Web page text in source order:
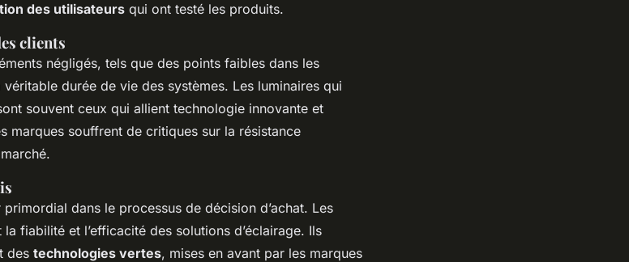
des utilisateurs qui ont testé les produits.
clients
négligés, tels que des points faibles dans les
véritable durée de vie des systèmes. Les luminaires qui
souvent ceux qui allient technologie innovante et
marques souffrent de critiques sur la résistance
dans le processus de décision d’achat. Les
fiabilité et l’efficacité des solutions d’éclairage. Ils
des technologies vertes, mises en avant par les marques